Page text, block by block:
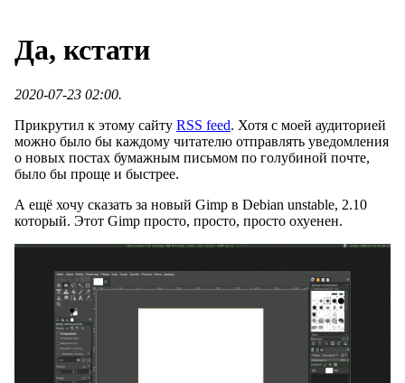
Да, кстати
2020-07-23 02:00.
Прикрутил к этому сайту RSS feed. Хотя с моей аудиторией
можно было бы каждому читателю отправлять уведомления
о новых постах бумажным письмом по голубиной почте,
было бы проще и быстрее.
А ещё хочу сказать за новый Gimp в Debian unstable, 2.10
который. Этот Gimp просто, просто, просто охуенен.